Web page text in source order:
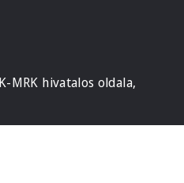
MRK hivatalos oldala,